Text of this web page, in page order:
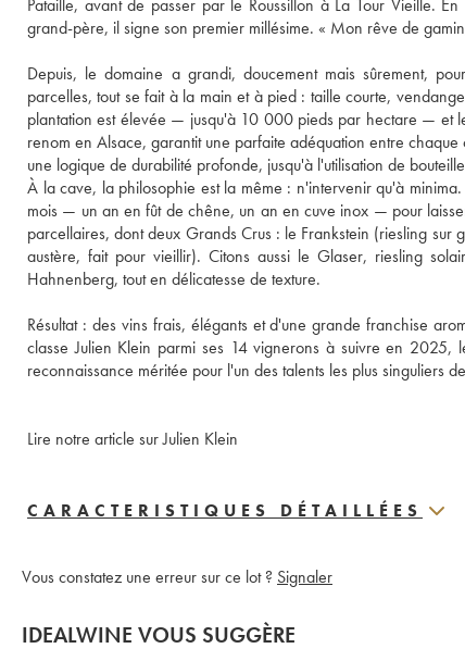
Pataille, avant de passer par le Roussillon à La Tour Vieille.
grand-père, il signe son premier millésime. « Mon rêve de
Depuis, le domaine a grandi, doucement mais sûrement,
parcelles, tout se fait à la main et à pied : taille courte,
plantation est élevée — jusqu'à 10 000 pieds par hectare — et
renom en Alsace, garantit une parfaite adéquation entre
une logique de durabilité profonde, jusqu'à l'utilisation de
À la cave, la philosophie est la même : n'intervenir qu'à
mois — un an en fût de chêne, un an en cuve inox — pour
parcellaires, dont deux Grands Crus : le Frankstein (riesling
austère, fait pour vieillir). Citons aussi le Glaser, riesling
Hahnenberg, tout en délicatesse de texture.
Résultat : des vins frais, élégants et d'une grande franchise
classe Julien Klein parmi ses 14 vignerons à suivre en
reconnaissance méritée pour l'un des talents les plus singuliers
Lire notre article sur Julien Klein
CARACTERISTIQUES DÉTAILLÉES
Vous constatez une erreur sur ce lot ? Signaler
IDEALWINE VOUS SUGGÈRE